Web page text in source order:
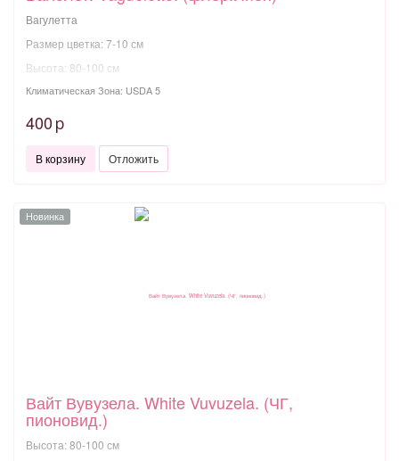
Вагулетта
Размер цветка: 7-10 см
Высота: 80-100 см
Климатическая Зона: USDA 5
400 p
В корзину Отложить
Новинка
Вайт Вувузела. White Vuvuzela. (ЧГ,
пионовид.)
Высота: 80-100 см